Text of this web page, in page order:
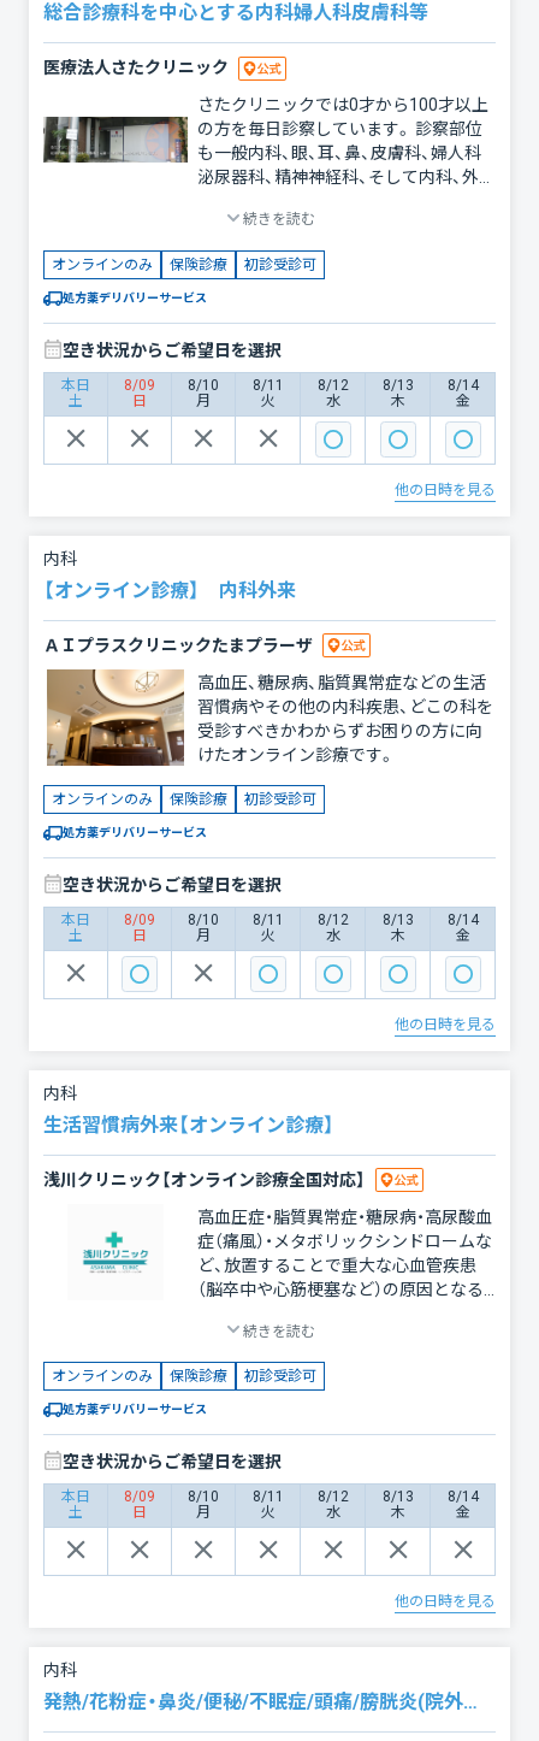
総合診療科を中心とする内科婦人科皮膚科等
医療法人さたクリニック
さたクリニックでは0才から100才以上
の方を毎日診察しています。 診察部位
も一般内科、眼、耳、鼻、皮膚科、婦人科
泌尿器科、精神神経科、そして内科、外
ジャンルにわたっています。 もちろん、
専門性の強い疾患や重症疾患、入院の必
要な疾患は責任をもって提携医療機関
へ紹介しています。 あたりまえのこと
ですが、患者さん第一の親切医療を心が
けています。 医者だから診てやってい
るという態度は当院では絶対ありえま
せん。 患者さんは何か主訴（痛み、発熱、
出血、発疹、腫張など）が原因で受診され
るのですからまずそれを取り除くこと
を第一目標としています。
続きを読む
オンラインのみ 保険診療 初診受診可
処方薬デリバリーサービス
空き状況からご希望日を選択
本日
土
8/09
日
8/10
月
8/11
火
8/12
水
8/13
木
8/14
金
他の日時を見る
内科
【オンライン診療】 内科外来
ＡＩプラスクリニックたまプラーザ
高血圧、糖尿病、脂質異常症などの生活
習慣病やその他の内科疾患、どこの科を
受診すべきかわからずお困りの方に向
けたオンライン診療です。
オンラインのみ 保険診療 初診受診可
処方薬デリバリーサービス
空き状況からご希望日を選択
本日
土
8/09
日
8/10
月
8/11
火
8/12
水
8/13
木
8/14
金
他の日時を見る
内科
生活習慣病外来【オンライン診療】
浅川クリニック【オンライン診療全国対応】
高血圧症・脂質異常症・糖尿病・高尿酸血
症​（痛風）・メタボリックシンドロームな
ど、放置することで重大な心血管疾患
（脳卒中や心筋梗塞など）の原因となる
頭痛・便秘症にも対応しております。
続きを読む
オンラインのみ 保険診療 初診受診可
処方薬デリバリーサービス
空き状況からご希望日を選択
本日
土
8/09
日
8/10
月
8/11
火
8/12
水
8/13
木
8/14
金
他の日時を見る
内科
発熱/花粉症・鼻炎/便秘/不眠症/頭痛/膀胱炎(院外処方)